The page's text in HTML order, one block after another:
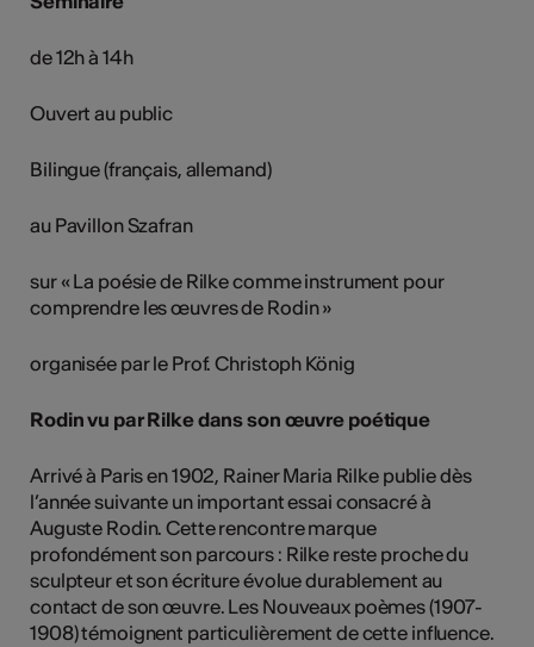
de 12h à 14h
Ouvert au public
Bilingue (français, allemand)
au Pavillon Szafran
sur « La poésie de Rilke comme instrument pour
comprendre les œuvres de Rodin »
organisée par le Prof. Christoph König
Rodin vu par Rilke dans son œuvre poétique
Arrivé à Paris en 1902, Rainer Maria Rilke publie dès
l’année suivante un important essai consacré à
Auguste Rodin. Cette rencontre marque
profondément son parcours : Rilke reste proche du
sculpteur et son écriture évolue durablement au
contact de son œuvre. Les Nouveaux poèmes (1907-
1908) témoignent particulièrement de cette influence.